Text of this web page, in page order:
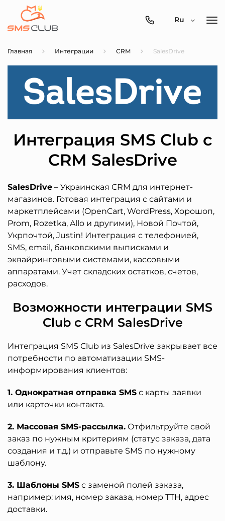
0800-
Ru
Главная Интеграции CRM SalesDrive
Интеграция SMS Club с
CRM SalesDrive
SalesDrive – Украинская CRM для интернет-
магазинов. Готовая интеграция с сайтами и
маркетплейсами (OpenCart, WordPress, Хорошоп,
Prom, Rozetka, Allo и другими), Новой Почтой,
Укрпочтой, Justin! Интеграция с телефонией,
SMS, email, банковскими выписками и
эквайринговыми системами, кассовыми
аппаратами. Учет складских остатков, счетов,
расходов.
Возможности интеграции SMS
Club с CRM SalesDrive
Интеграция SMS Club из SalesDrive закрывает все
потребности по автоматизации SMS-
информирования клиентов:
1. Однократная отправка SMS с карты заявки
или карточки контакта.
2. Массовая SMS-рассылка. Отфильтруйте свой
заказ по нужным критериям (статус заказа, дата
создания и т.д.) и отправьте SMS по нужному
шаблону.
3. Шаблоны SMS с заменой полей заказа,
например: имя, номер заказа, номер ТТН, адрес
доставки.